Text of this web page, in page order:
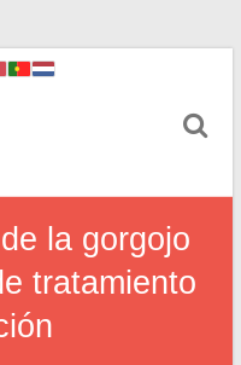
la gorgojo
tratamiento